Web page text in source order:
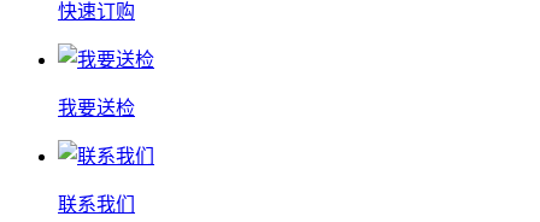
快速订购
我要送检
联系我们